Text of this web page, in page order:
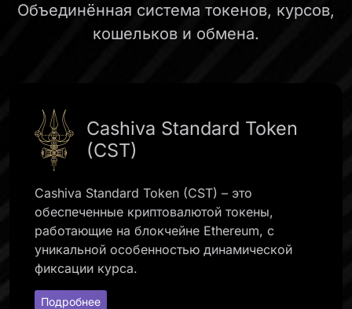
Объединённая система токенов, курсов,
кошельков и обмена.
Cashiva Standard Token
(CST)
Cashiva Standard Token (CST) – это
обеспеченные криптовалютой токены,
работающие на блокчейне Ethereum, с
уникальной особенностью динамической
фиксации курса.
Подробнее